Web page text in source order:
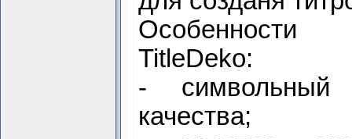
TitleDeko:
- символьный
качества;